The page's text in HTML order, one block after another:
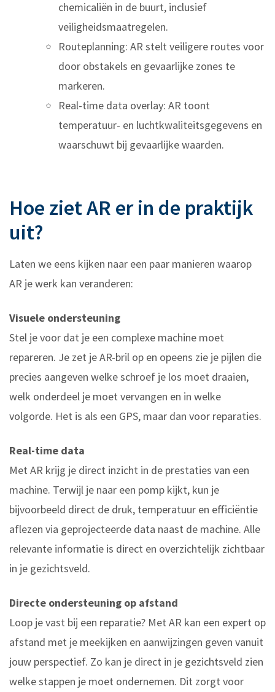
chemicaliën in de buurt, inclusief
veiligheidsmaatregelen.
Routeplanning: AR stelt veiligere routes voor
door obstakels en gevaarlijke zones te
markeren.
Real-time data overlay: AR toont
temperatuur- en luchtkwaliteitsgegevens en
waarschuwt bij gevaarlijke waarden.
Hoe ziet AR er in de praktijk
uit?
Laten we eens kijken naar een paar manieren waarop
AR je werk kan veranderen:
Visuele ondersteuning
Stel je voor dat je een complexe machine moet
repareren. Je zet je AR-bril op en opeens zie je pijlen die
precies aangeven welke schroef je los moet draaien,
welk onderdeel je moet vervangen en in welke
volgorde. Het is als een GPS, maar dan voor reparaties.
Real-time data
Met AR krijg je direct inzicht in de prestaties van een
machine. Terwijl je naar een pomp kijkt, kun je
bijvoorbeeld direct de druk, temperatuur en efficiëntie
aflezen via geprojecteerde data naast de machine. Alle
relevante informatie is direct en overzichtelijk zichtbaar
in je gezichtsveld.
Directe ondersteuning op afstand
Loop je vast bij een reparatie? Met AR kan een expert op
afstand met je meekijken en aanwijzingen geven vanuit
jouw perspectief. Zo kan je direct in je gezichtsveld zien
welke stappen je moet ondernemen. Dit zorgt voor